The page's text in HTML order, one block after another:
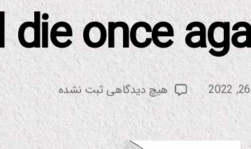
die once
نویسنده
نوشته
از
م
س
ع
و
هیچ دیدگاهیبرای
shall
die
ثبت نشده